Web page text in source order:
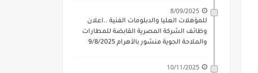
8/09/2025
للمؤهلات العليا والدبلومات الفنية ..اعلان
وظائف الشركة المصرية القابضة للمطارات
والملاحة الجوية منشور بالأهرام 9/8/2025
10/11/2025